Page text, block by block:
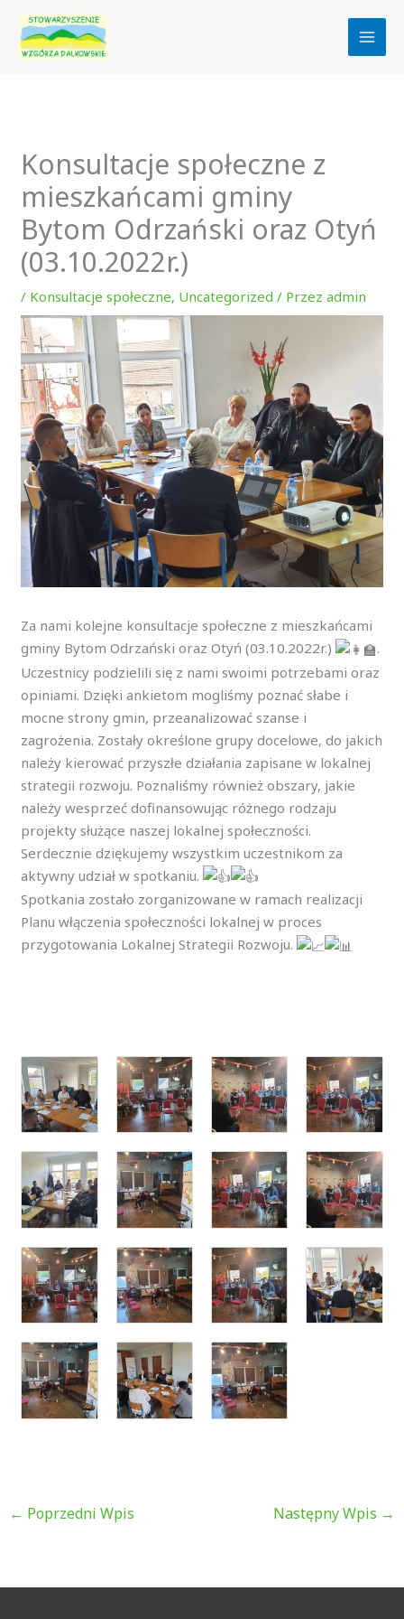
Przejdź
treści
Konsultacje społeczne z
mieszkańcami gminy
Bytom Odrzański oraz Otyń
(03.10.2022r.)
/ Konsultacje społeczne, Uncategorized / Przezadmin
Za nami kolejne konsultacje społeczne z mieszkańcami
gminy Bytom Odrzański oraz Otyń (03.10.2022r.)
.
Uczestnicy podzielili się z nami swoimi potrzebami oraz
opiniami. Dzięki ankietom mogliśmy poznać słabe i
mocne strony gmin, przeanalizować szanse i
zagrożenia. Zostały określone grupy docelowe, do jakich
należy kierować przyszłe działania zapisane w lokalnej
strategii rozwoju. Poznaliśmy również obszary, jakie
należy wesprzeć dofinansowując różnego rodzaju
projekty służące naszej lokalnej społeczności.
Serdecznie dziękujemy wszystkim uczestnikom za
aktywny udział w spotkaniu.
Spotkania zostało zorganizowane w ramach realizacji
Planu włączenia społeczności lokalnej w proces
przygotowania Lokalnej Strategii Rozwoju.
← Poprzedni Wpis Następny Wpis →